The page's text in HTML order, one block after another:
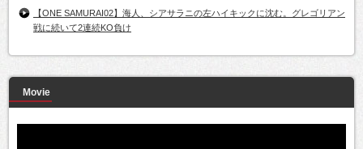
【ONE SAMURAI02】海人、シアサラニの左ハイキックに沈む。グレゴリアン
戦に続いて2連続KO負け
Movie